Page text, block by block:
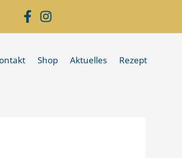
Shop Aktuelles Rezept